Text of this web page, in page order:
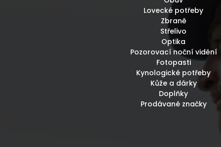
Lovecké potřeby
Zbraně
Střelivo
Optika
Pozorovací noční vidění
Fotopasti
Kynologické potřeby
Kůže a dárky
Doplňky
Prodávané značky